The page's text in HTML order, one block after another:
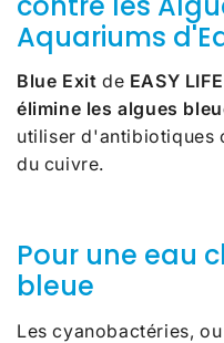
Aquariums
Blue Exit de EASY LIFE
élimine les algues
utiliser d'antibiotiques
du cuivre.
Pour une eau
bleue
Les cyanobactéries,